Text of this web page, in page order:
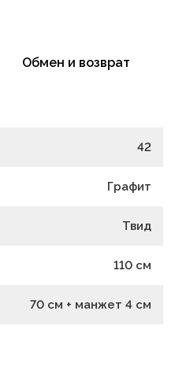
Обмен и возврат
42
Графит
Твид
110 см
70 см + манжет 4 см